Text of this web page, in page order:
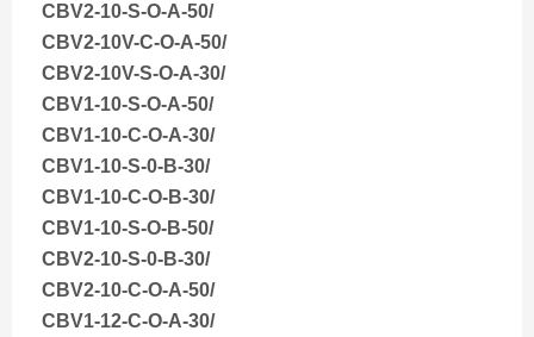
CBV2-10-S-O-A-50/
CBV2-10V-C-O-A-50/
CBV2-10V-S-O-A-30/
CBV1-10-S-O-A-50/
CBV1-10-C-O-A-30/
CBV1-10-S-0-B-30/
CBV1-10-C-O-B-30/
CBV1-10-S-O-B-50/
CBV2-10-S-0-B-30/
CBV2-10-C-O-A-50/
CBV1-12-C-O-A-30/